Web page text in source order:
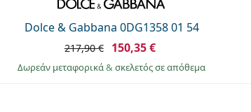
Dolce & Gabbana 0DG1358 01 54
217,90 € 150,35 €
Δωρεάν μεταφορικά& σκελετός σε απόθεμα